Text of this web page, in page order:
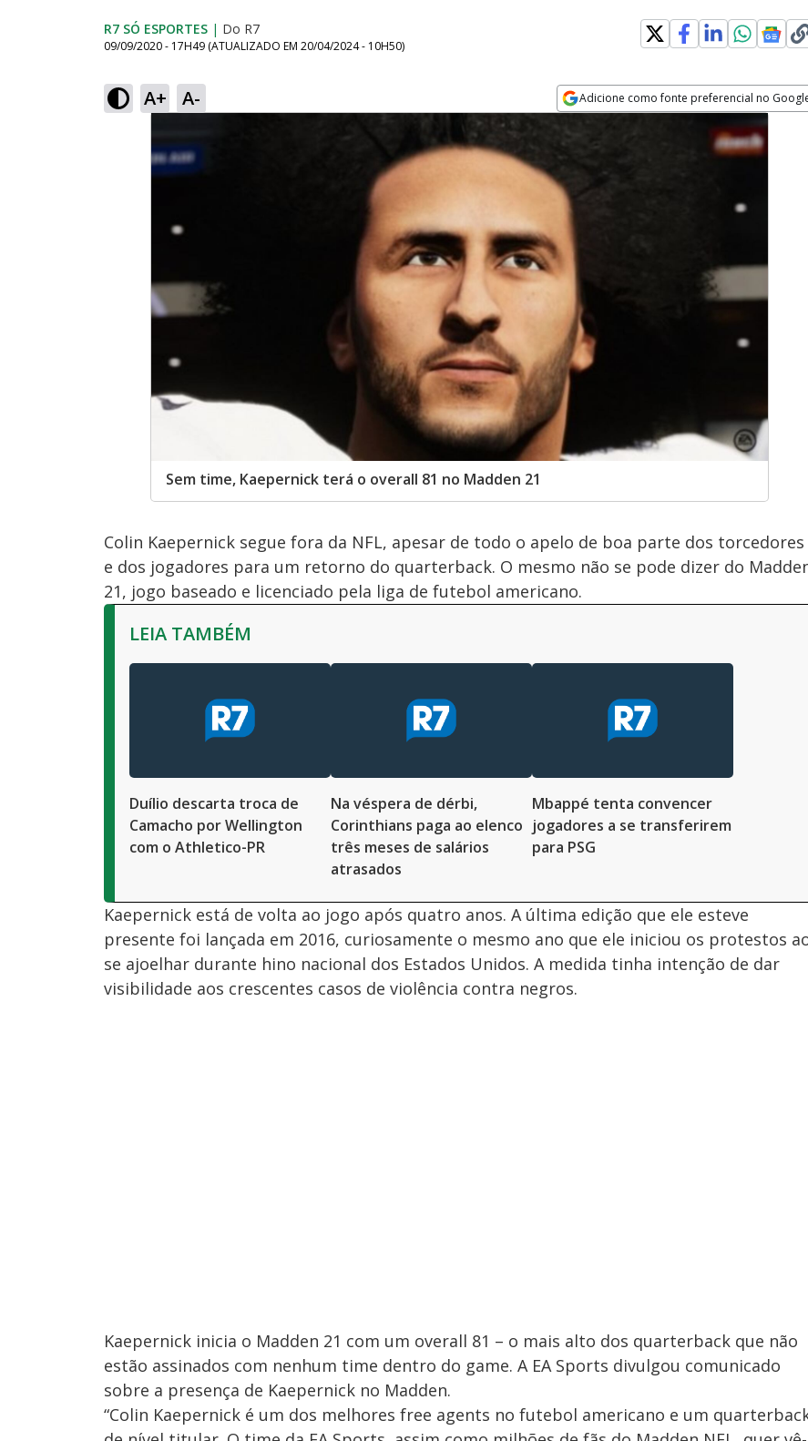
R7 SÓ ESPORTES | Do R7
09/09/2020 - 17H49 (ATUALIZADO EM 20/04/2024 - 10H50)
A+ A- Adicione como fonte preferencial no
Sem time, Kaepernick terá o overall 81 no Madden 21
Colin Kaepernick segue fora da NFL, apesar de todo o apelo de boa parte dos torcedores
e dos jogadores para um retorno do quarterback. O mesmo não se pode dizer do
21, jogo baseado e licenciado pela liga de futebol americano.
LEIA TAMBÉM
Duílio descarta troca de
Camacho por Wellington
com o Athletico-PR
Na véspera de dérbi,
Corinthians paga ao elenco
três meses de salários
atrasados
Mbappé tenta convencer
jogadores a se transferirem
para PSG
Kaepernick está de volta ao jogo após quatro anos. A última edição que ele esteve
presente foi lançada em 2016, curiosamente o mesmo ano que ele iniciou os protestos
se ajoelhar durante hino nacional dos Estados Unidos. A medida tinha intenção de dar
visibilidade aos crescentes casos de violência contra negros.
Kaepernick inicia o Madden 21 com um overall 81 – o mais alto dos quarterback que não
estão assinados com nenhum time dentro do game. A EA Sports divulgou comunicado
sobre a presença de Kaepernick no Madden.
“Colin Kaepernick é um dos melhores free agents no futebol americano e um